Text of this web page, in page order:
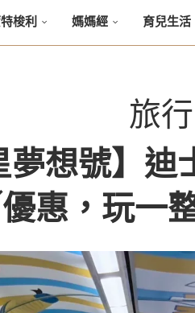
梭利 媽媽經 育兒生活
旅行
夢想號】
惠，玩一